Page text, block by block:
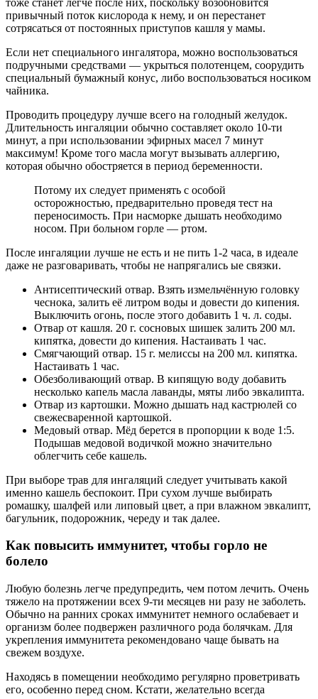
привычный поток кислорода к нему, и он перестанет
сотрясаться от постоянных приступов кашля у мамы.
Если нет специального ингалятора, можно воспользоваться
подручными средствами — укрыться полотенцем, соорудить
специальный бумажный конус, либо воспользоваться носиком
чайника.
Проводить процедуру лучше всего на голодный желудок.
Длительность ингаляции обычно составляет около 10-ти
минут, а при использовании эфирных масел 7 минут
максимум! Кроме того масла могут вызывать аллергию,
которая обычно обостряется в период беременности.
Потому их следует применять с особой
осторожностью, предварительно проведя тест на
переносимость. При насморке дышать необходимо
носом. При больном горле — ртом.
После ингаляции лучше не есть и не пить 1-2 часа, в идеале
даже не разговаривать, чтобы не напрягались ые связки.
Антисептический отвар. Взять измельчённую головку
чеснока, залить её литром воды и довести до кипения.
Выключить огонь, после этого добавить 1 ч. л. соды.
Отвар от кашля. 20 г. сосновых шишек залить 200 мл.
кипятка, довести до кипения. Настаивать 1 час.
Смягчающий отвар. 15 г. мелиссы на 200 мл. кипятка.
Настаивать 1 час.
Обезболивающий отвар. В кипящую воду добавить
несколько капель масла лаванды, мяты либо эвкалипта.
Отвар из картошки. Можно дышать над кастрюлей со
свежесваренной картошкой.
Медовый отвар. Мёд берется в пропорции к воде 1:5.
Подышав медовой водичкой можно значительно
облегчить себе кашель.
При выборе трав для ингаляций следует учитывать какой
именно кашель беспокоит. При сухом лучше выбирать
ромашку, шалфей или липовый цвет, а при влажном эвкалипт,
багульник, подорожник, череду и так далее.
Как повысить иммунитет, чтобы горло не
болело
Любую болезнь легче предупредить, чем потом лечить. Очень
тяжело на протяжении всех 9-ти месяцев ни разу не заболеть.
Обычно на ранних сроках иммунитет немного ослабевает и
организм более подвержен различного рода болячкам. Для
укрепления иммунитета рекомендовано чаще бывать на
свежем воздухе.
Находясь в помещении необходимо регулярно проветривать
его, особенно перед сном. Кстати, желательно всегда